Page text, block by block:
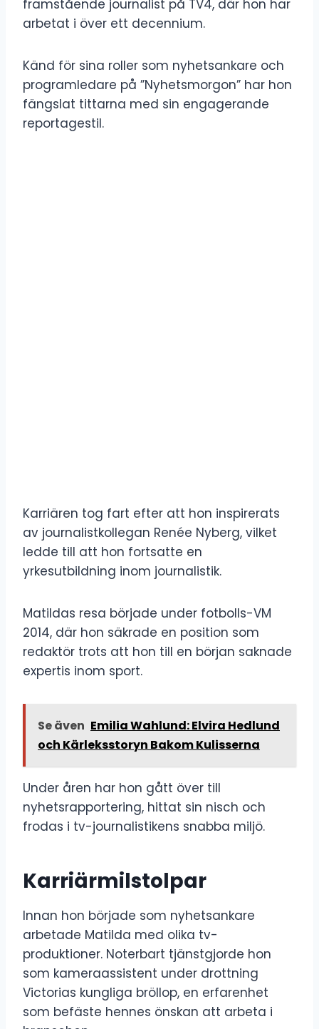
framstående journalist på TV4, där hon har
arbetat i över ett decennium.
Känd för sina roller som nyhetsankare och
programledare på ”Nyhetsmorgon” har hon
fängslat tittarna med sin engagerande
reportagestil.
Karriären tog fart efter att hon inspirerats
av journalistkollegan Renée Nyberg, vilket
ledde till att hon fortsatte en
yrkesutbildning inom journalistik.
Matildas resa började under fotbolls-VM
2014, där hon säkrade en position som
redaktör trots att hon till en början saknade
expertis inom sport.
Se även Emilia Wahlund: Elvira Hedlund
och Kärleksstoryn Bakom Kulisserna
Under åren har hon gått över till
nyhetsrapportering, hittat sin nisch och
frodas i tv-journalistikens snabba miljö.
Karriärmilstolpar
Innan hon började som nyhetsankare
arbetade Matilda med olika tv-
produktioner. Noterbart tjänstgjorde hon
som kameraassistent under drottning
Victorias kungliga bröllop, en erfarenhet
som befäste hennes önskan att arbeta i